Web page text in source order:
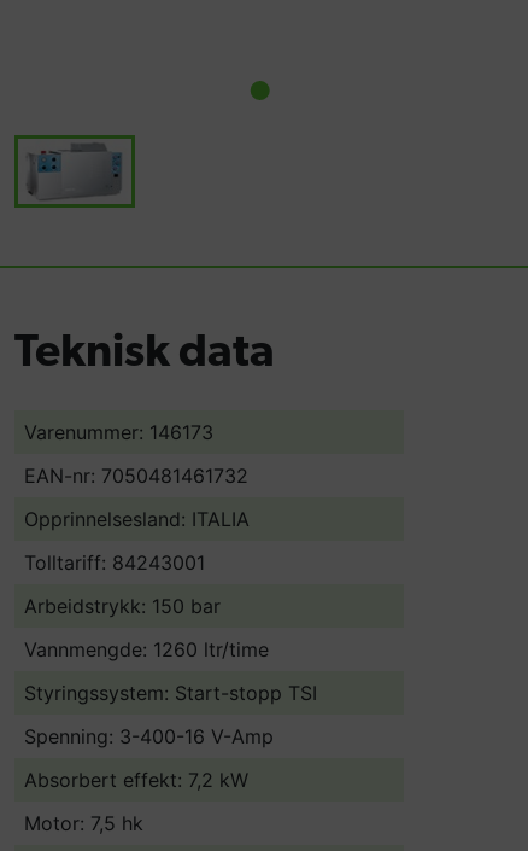
Teknisk data
Varenummer: 146173
EAN-nr: 7050481461732
Opprinnelsesland: ITALIA
Tolltariff: 84243001
Arbeidstrykk: 150 bar
Vannmengde: 1260 ltr/time
Styringssystem: Start-stopp TSI
Spenning: 3-400-16 V-Amp
Absorbert effekt: 7,2 kW
Motor: 7,5 hk